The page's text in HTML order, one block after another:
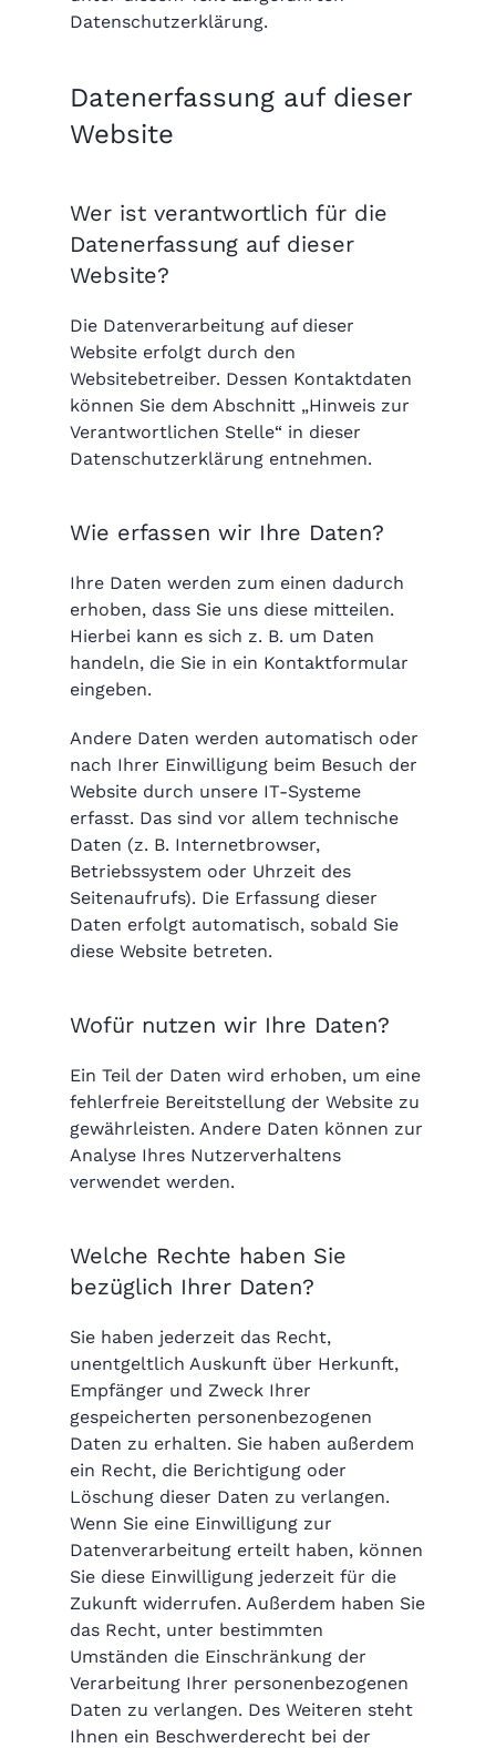
Datenschutzerklärung.
Datenerfassung auf dieser
Website
Wer ist verantwortlich für die
Datenerfassung auf dieser
Website?
Die Datenverarbeitung auf dieser
Website erfolgt durch den
Websitebetreiber. Dessen Kontaktdaten
können Sie dem Abschnitt „Hinweis zur
Verantwortlichen Stelle“ in dieser
Datenschutzerklärung entnehmen.
Wie erfassen wir Ihre Daten?
Ihre Daten werden zum einen dadurch
erhoben, dass Sie uns diese mitteilen.
Hierbei kann es sich z. B. um Daten
handeln, die Sie in ein Kontaktformular
eingeben.
Andere Daten werden automatisch oder
nach Ihrer Einwilligung beim Besuch der
Website durch unsere IT-Systeme
erfasst. Das sind vor allem technische
Daten (z. B. Internetbrowser,
Betriebssystem oder Uhrzeit des
Seitenaufrufs). Die Erfassung dieser
Daten erfolgt automatisch, sobald Sie
diese Website betreten.
Wofür nutzen wir Ihre Daten?
Ein Teil der Daten wird erhoben, um eine
fehlerfreie Bereitstellung der Website zu
gewährleisten. Andere Daten können zur
Analyse Ihres Nutzerverhaltens
verwendet werden.
Welche Rechte haben Sie
bezüglich Ihrer Daten?
Sie haben jederzeit das Recht,
unentgeltlich Auskunft über Herkunft,
Empfänger und Zweck Ihrer
gespeicherten personenbezogenen
Daten zu erhalten. Sie haben außerdem
ein Recht, die Berichtigung oder
Löschung dieser Daten zu verlangen.
Wenn Sie eine Einwilligung zur
Datenverarbeitung erteilt haben, können
Sie diese Einwilligung jederzeit für die
Zukunft widerrufen. Außerdem haben Sie
das Recht, unter bestimmten
Umständen die Einschränkung der
Verarbeitung Ihrer personenbezogenen
Daten zu verlangen. Des Weiteren steht
Ihnen ein Beschwerderecht bei der